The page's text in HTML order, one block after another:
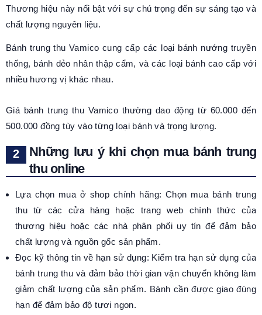
Thương hiệu này nổi bật với sự chú trọng đến sự sáng tạo và
chất lượng nguyên liệu.
Bánh trung thu Vamico cung cấp các loại bánh nướng truyền
thống, bánh dẻo nhân thập cẩm, và các loại bánh cao cấp với
nhiều hương vị khác nhau.
Giá bánh trung thu Vamico thường dao động từ 60.000 đến
500.000 đồng tùy vào từng loại bánh và trọng lượng.
Những lưu ý khi chọn mua bánh trung
thu online
Lựa chọn mua ở shop chính hãng: Chọn mua bánh trung
thu từ các cửa hàng hoặc trang web chính thức của
thương hiệu hoặc các nhà phân phối uy tín để đảm bảo
chất lượng và nguồn gốc sản phẩm.
Đọc kỹ thông tin về hạn sử dụng: Kiểm tra hạn sử dụng của
bánh trung thu và đảm bảo thời gian vận chuyển không làm
giảm chất lượng của sản phẩm. Bánh cần được giao đúng
hạn để đảm bảo độ tươi ngon.